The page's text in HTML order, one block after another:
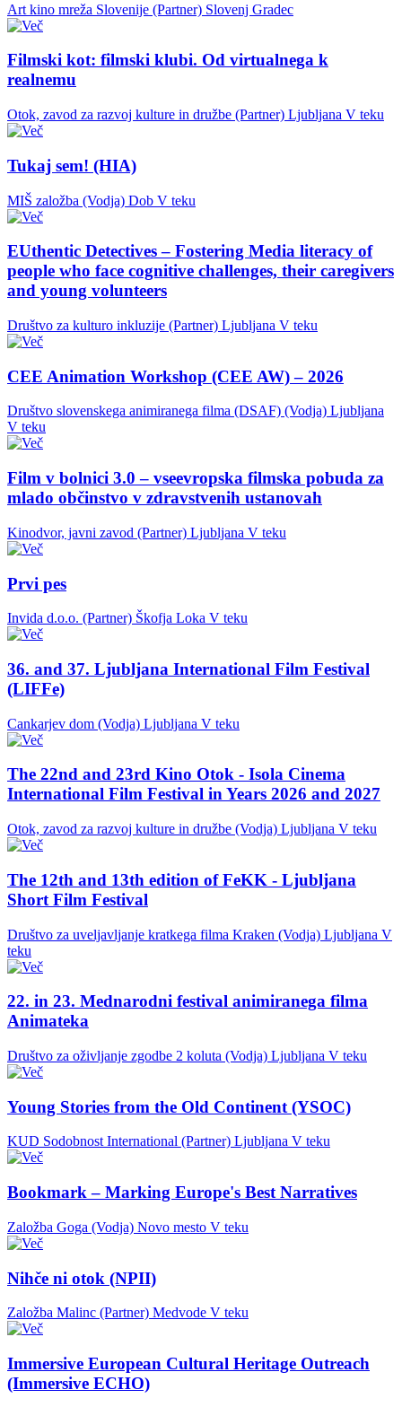
Art kino mreža Slovenije (Partner) Slovenj Gradec
Filmski kot: filmski klubi. Od virtualnega k
realnemu
Otok, zavod za razvoj kulture in družbe (Partner) Ljubljana V teku
Tukaj sem! (HIA)
MIŠ založba (Vodja) Dob V teku
EUthentic Detectives – Fostering Media literacy of
people who face cognitive challenges, their caregivers
and young volunteers
Društvo za kulturo inkluzije (Partner) Ljubljana V teku
CEE Animation Workshop (CEE AW) – 2026
Društvo slovenskega animiranega filma (DSAF) (Vodja) Ljubljana
V teku
Film v bolnici 3.0 – vseevropska filmska pobuda za
mlado občinstvo v zdravstvenih ustanovah
Kinodvor, javni zavod (Partner) Ljubljana V teku
Prvi pes
Invida d.o.o. (Partner) Škofja Loka V teku
36. and 37. Ljubljana International Film Festival
(LIFFe)
Cankarjev dom (Vodja) Ljubljana V teku
The 22nd and 23rd Kino Otok - Isola Cinema
International Film Festival in Years 2026 and 2027
Otok, zavod za razvoj kulture in družbe (Vodja) Ljubljana V teku
The 12th and 13th edition of FeKK - Ljubljana
Short Film Festival
Društvo za uveljavljanje kratkega filma Kraken (Vodja) Ljubljana V
teku
22. in 23. Mednarodni festival animiranega filma
Animateka
Društvo za oživljanje zgodbe 2 koluta (Vodja) Ljubljana V teku
Young Stories from the Old Continent (YSOC)
KUD Sodobnost International (Partner) Ljubljana V teku
Bookmark – Marking Europe's Best Narratives
Založba Goga (Vodja) Novo mesto V teku
Nihče ni otok (NPII)
Založba Malinc (Partner) Medvode V teku
Immersive European Cultural Heritage Outreach
(Immersive ECHO)